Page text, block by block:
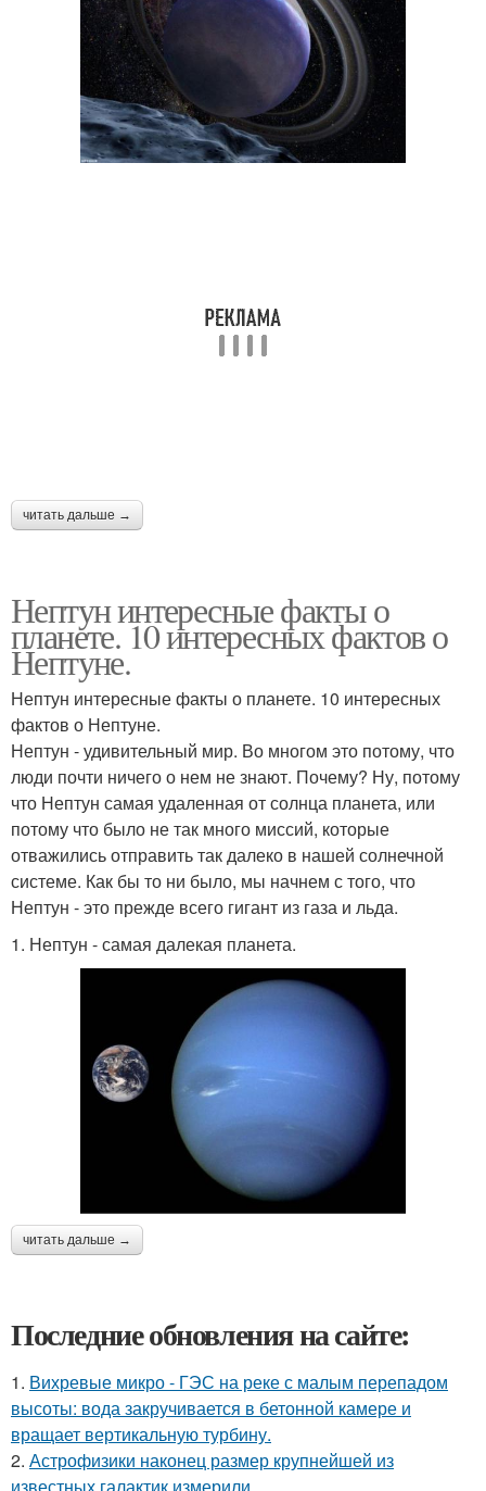
читать дальше →
Нептун интересные факты о
планете. 10 интересных фактов о
Нептуне.
Нептун интересные факты о планете. 10 интересных
фактов о Нептуне.
Нептун - удивительный мир. Во многом это потому, что
люди почти ничего о нем не знают. Почему? Ну, потому
что Нептун самая удаленная от солнца планета, или
потому что было не так много миссий, которые
отважились отправить так далеко в нашей солнечной
системе. Как бы то ни было, мы начнем с того, что
Нептун - это прежде всего гигант из газа и льда.
1. Нептун - самая далекая планета.
читать дальше →
Последние обновления на сайте:
1. Вихревые микро - ГЭС на реке с малым перепадом
высоты: вода закручивается в бетонной камере и
вращает вертикальную турбину.
2. Астрофизики наконец размер крупнейшей из
известных галактик измерили.